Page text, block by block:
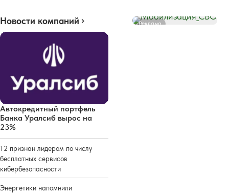
Новости компаний
Автокредитный портфель
Банка Уралсиб вырос на
23%
Т2 признан лидером по числу
бесплатных сервисов
кибербезопасности
Энергетики напомнили
Реклама